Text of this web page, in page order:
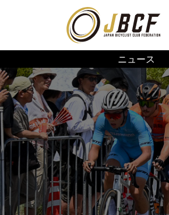
ニュース